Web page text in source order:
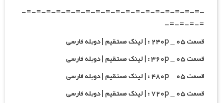
-=-=-=-=-=-=-=-=-=-=-=-=-=-=-=-=-=-=-
=-=-=-=-
قسمت ۰۵ _ ۲۴۰p : | لینک مستقیم | دوبله فارسی
قسمت ۰۵ _ ۳۶۰p : | لینک مستقیم | دوبله فارسی
قسمت ۰۵ _ ۴۸۰p : | لینک مستقیم | دوبله فارسی
قسمت ۰۵ _ ۷۲۰p : | لینک مستقیم | دوبله فارسی